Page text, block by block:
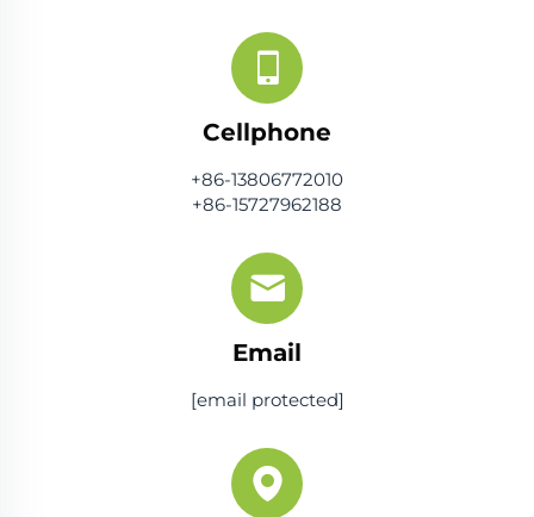
Cellphone
+86-13806772010
+86-15727962188
Email
[email protected]